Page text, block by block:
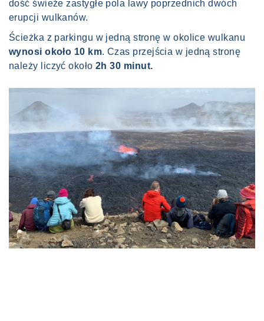
dość świeże zastygłe pola lawy poprzednich dwóch
erupcji wulkanów.
Ścieżka z parkingu w jedną stronę w okolice wulkanu
wynosi około 10 km. Czas przejścia w jedną stronę
należy liczyć około 2h 30 minut.